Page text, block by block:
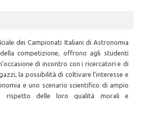
dei Campionati Italiani di Astronomia
competizione, offrono agli studenti
di incontro con i ricercatori e di
la possibilità di coltivare l’interesse e
e uno scenario scientifico di ampio
rispetto delle loro qualità morali e